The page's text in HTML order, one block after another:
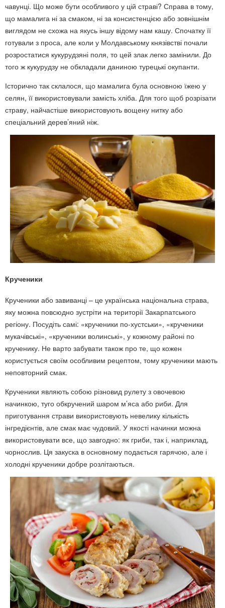
чавунці. Що може бути особливого у цій страві? Справа в тому,
що мамалига ні за смаком, ні за консистенцією або зовнішнім
виглядом не схожа на якусь іншу відому нам кашу. Спочатку її
готували з проса, але коли у Молдавському князівстві почали
розростатися кукурудзяні поля, то цей злак легко замінили. До
того ж кукурудзу не обкладали даниною турецькі окупанти.
Історично так склалося, що мамалига була основною їжею у
селян, її використовували замість хліба. Для того щоб розрізати
страву, найчастіше використовують вощену нитку або
спеціальний дерев’яний ніж.
Крученики
Крученики або завиванці – це українська національна страва,
яку можна повсюдно зустріти на території Закарпатського
регіону. Посудіть самі: «крученики по-хустськи», «крученики
мукачівські», «крученики волинські», у кожному районі по
крученику. Не варто забувати також про те, що кожен
користується своїм особливим рецептом, тому крученики мають
неповторний смак.
Крученики являють собою різновид рулету з овочевою
начинкою, туго обкручений шаром м’яса або риби. Для
приготування страви використовують невелику кількість
інгредієнтів, але смак має чудовий. У якості начинки можна
використовувати все, що завгодно: як гриби, так і, наприклад,
чорнослив. Ця закуска в основному подається гарячою, але і
холодні крученики добре розлітаються.